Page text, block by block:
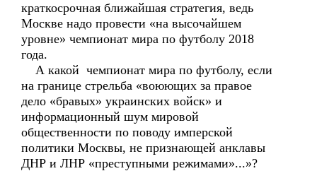
краткосрочная ближайшая стратегия, ведь
Москве надо провести «на высочайшем
уровне» чемпионат мира по футболу 2018
года.
А какой чемпионат мира по футболу, если
на границе стрельба «воюющих за правое
дело «бравых» украинских войск» и
информационный шум мировой
общественности по поводу имперской
политики Москвы, не признающей анклавы
ДНР и ЛНР «преступными режимами»...»?